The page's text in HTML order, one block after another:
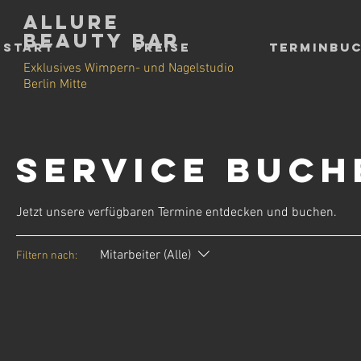
Allure
Beauty Bar
Exklusives Wimpern- und Nagelstudio
Berlin Mitte
Start Preise
Service
Jetzt unsere verfügbaren Termine entdecken und buchen.
Filtern nach: Mitarbeiter (Alle)